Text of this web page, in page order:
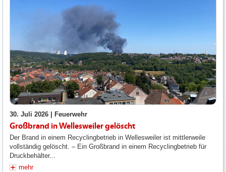
30. Juli 2026 | Feuerwehr
Großbrand in Wellesweiler gelöscht
Der Brand in einem Recyclingbetrieb in Wellesweiler ist mittlerweile
vollständig gelöscht. – Ein Großbrand in einem Recyclingbetrieb für
Druckbehälter...
mehr